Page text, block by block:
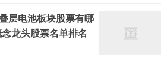
层电池板块股票有哪
龙头股票名单排名